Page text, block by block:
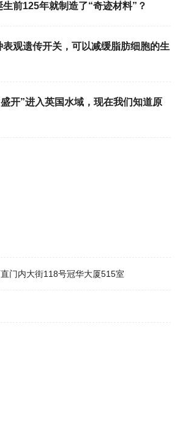
前125年就制造了“奇迹材料”？
观遗传开关，可以减缓脂肪细胞的生
开”进入英国水域，现在我们知道原
门内大街118号冠华大厦515室
少？